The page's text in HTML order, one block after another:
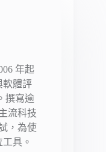
年起
軟體評
撰寫逾
流科技
，為使
具。